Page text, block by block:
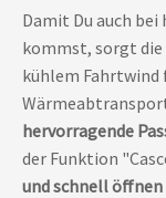
Damit Du auch
kommst, sorgt
kühlem Fahrtwind
hervorragende
der Funktion
und schnell öffnen